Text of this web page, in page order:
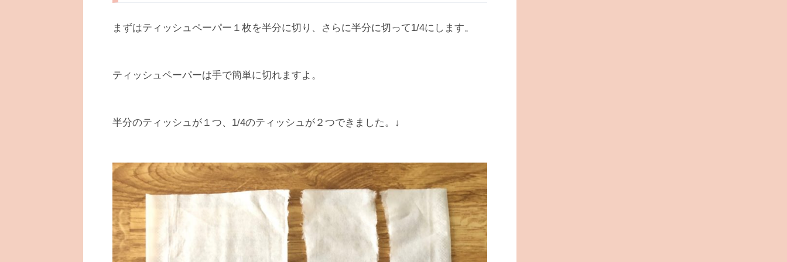
まずはティッシュペーパー１枚を半分に切り、さらに半分に切って1/4にします。
ティッシュペーパーは手で簡単に切れますよ。
半分のティッシュが１つ、1/4のティッシュが２つできました。↓